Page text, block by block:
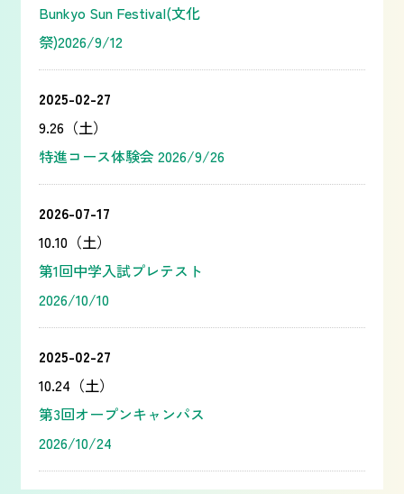
Bunkyo Sun Festival(文化
祭)2026/9/12
2025-02-27
9.26（土）
特進コース体験会 2026/9/26
2026-07-17
10.10（土）
第1回中学入試プレテスト
2026/10/10
2025-02-27
10.24（土）
第3回オープンキャンパス
2026/10/24